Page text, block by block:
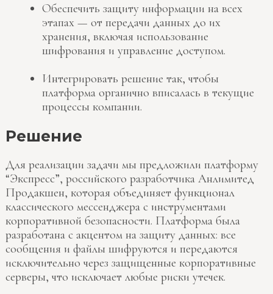
Обеспечить защиту информации на всех
этапах — от передачи данных до их
хранения, включая использование
шифрования и управление доступом.
Интегрировать решение так, чтобы
платформа органично вписалась в текущие
процессы компании.
Решение
Для реализации задачи мы предложили платформу
“Экспресс”, российского разработчика Анлимитед
Продакшен, которая объединяет функционал
классического мессенджера с инструментами
корпоративной безопасности. Платформа была
разработана с акцентом на защиту данных: все
сообщения и файлы шифруются и передаются
исключительно через защищенные корпоративные
серверы, что исключает любые риски утечек.